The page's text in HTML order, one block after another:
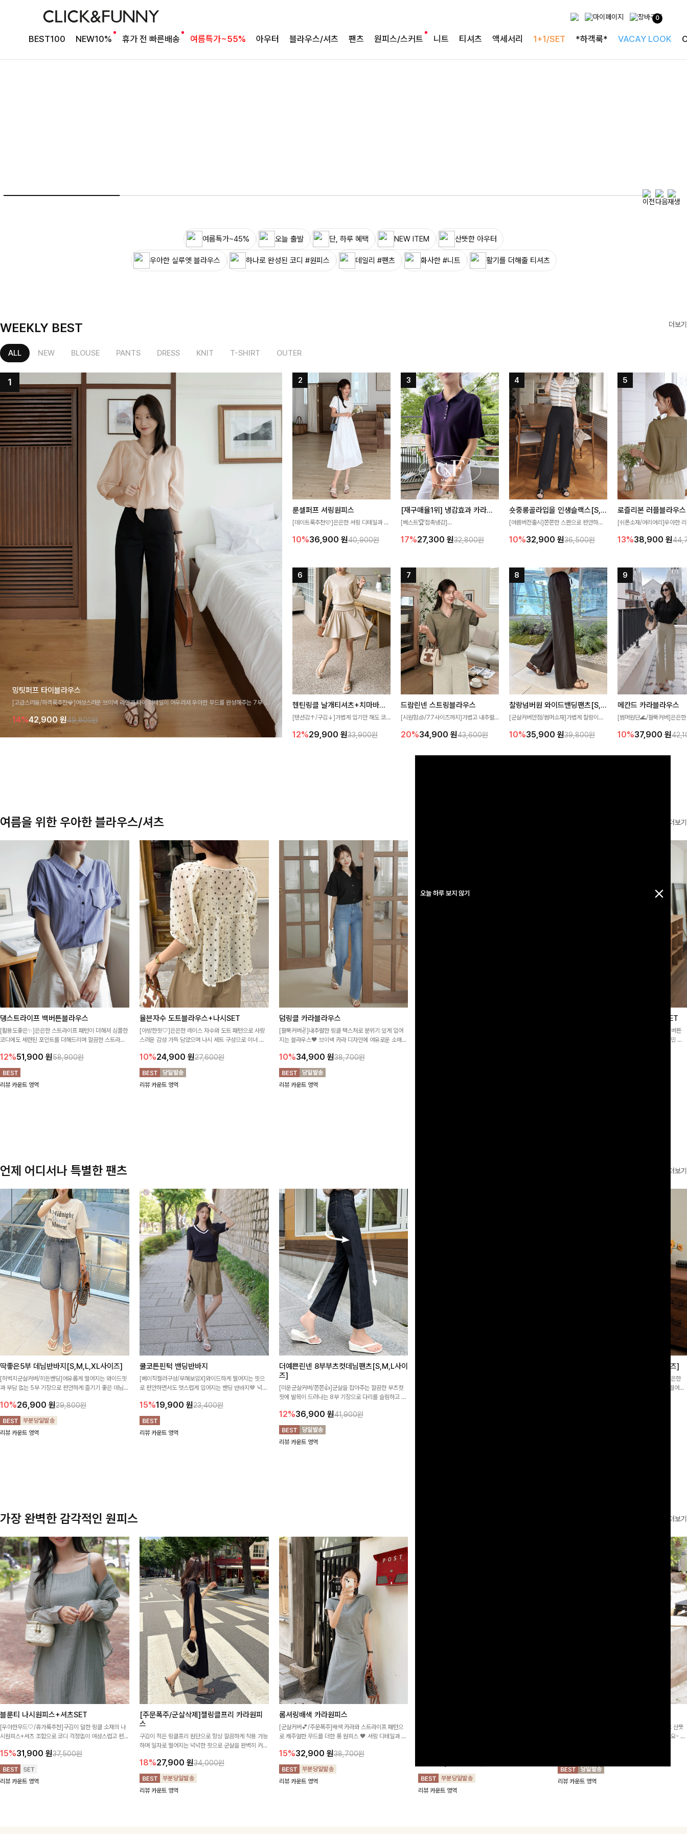
0
BEST100 NEW10% 휴가 전 빠른배송 여름특가~55% 아우터 블라우스/셔츠 팬츠 원피스/스커트 니트 티셔츠 액세서리 1+1/SET *하객룩* VACAY LOOK
오늘 하루 보지 않기
여름의 끝을 완성할
감각적인 원피스
특별한 날을 빛내는
하객룩의 정석
여름특가~45% 오늘 출발 단, 하루 혜택 NEW ITEM 산뜻한 아우터
우아한 실루엣 블라우스 하나로 완성된 코디 #원피스 데일리 #팬츠 화사한 #니트 활기를 더해줄 티셔츠
WEEKLY BEST 더보기
ALL NEW BLOUSE PANTS DRESS KNIT T-SHIRT OUTER
밍팃퍼프 타이블라우스
[고급스러움/하객룩추천💎]여성스러운 브이넥 라인과 타이 디테일이 어우러져 우아한 무드를 완성해주는 7부 블
라우스 🤍 여유로운 7부 소매로 편안하게 착용되며 데일리룩부터 출근룩, 하객룩까지 세련된 스타일링을 연출하
기 좋은 아이템이에요
14%42,900 원49,800원
룬셀퍼프 셔링원피스
[데이트룩추천🩷]은은한 셔링 디테일과 퍼
성해주는 원피스🤍 허리 스모크 밴딩이 슬
즐기기 좋아요
10%36,900 원40,900원
[재구매율1위] 냉감효과 카라니트
[베스트🏆접촉냉감]
고 가벼운 소재감으로 여름에도 시원하게
17%27,300 원32,800원
숏중롱골라입을 인생슬랙스[S,M,L,XL사이즈]
[여름버전출시]쫀쫀한 스판으로 편안하게
숏·기본·롱 기장과 와이드·부츠컷 핏까지 취
10%32,900 원36,500원
로즐리본 러플블라우스
[쉬폰소재/여리여리]우아한
분위기를 더해주는 블라우스
좋아요
13%38,900 원
헨틴링클 날개티셔츠+치마바지SET
[텐션감↑/구김↓]가볍게 입기만 해도 코
게 퍼지는 프릴 날개 소매가 우아한 포인트
12%29,900 원33,900원
드람린넨 스트링블라우스
[시원함🧊/77사이즈까지]가볍고 내추럴
없는 슬릿 카라 디자인이 얼굴선을 더욱 시
20%34,900 원43,600원
찰랑넘버원 와이드밴딩팬츠[S,M,L사이즈]
[군살커버만점/썸머소재]가볍게 찰랑이는
편안하게 착용하실 수 있는 팬츠입니다 🖤
감 있는 착용감을 더해드려요!
10%35,900 원39,800원
메칸드 카라블라우스
[썸머원단🌊/팔뚝커버]은은
세련된 무드를 연출해주는 블
은 베이직한 디자인!
10%37,900 원
여름을 위한 우아한 블라우스/셔츠 더보기
댕스트라이프 백버튼블라우스
[활용도좋은✨]은은한 스트라이프 패턴이 더해져 심플한
코디에도 세련된 포인트를 더해드리며 깔끔한 스트라이
12%51,900 원58,900원
리뷰 카운트 영역
율븐자수 도트블라우스+나시SET
[아방한핏🤍]은은한 레이스 자수와 도트 패턴으로 사랑
스러운 감성 가득 담았으며 나시 세트 구성으로 이너 걱
10%24,900 원27,600원
리뷰 카운트 영역
덤링클 카라블라우스
[팔뚝커버✌]내추럴한 링클 텍스처로 분위기 있게 입어
지는 블라우스🖤 브이넥 카라 디자인에 여유로운 소매핏
10%34,900 원38,700원
리뷰 카운트 영역
제딧레이어드 블라우스+플레어팬츠SET
[완성도높은💗]레이어드한 듯 자연스러운 나시와 버튼
원피스가 함께 구성된 세트 아이템입니다. 코디 고민 없
언제 어디서나 특별한 팬츠 더보기
딱좋은5부 데님반바지[S,M,L,XL사이즈]
[허벅지군살커버/히든밴딩]여유롭게 떨어지는 와이드핏
과 부담 없는 5부 기장으로 편안하게 즐기기 좋은 데님
디한 무드로 연출
10%26,900 원29,800원
리뷰 카운트 영역
쿨코튼핀턱 밴딩반바지
[베이직컬러구성/부해보임X]와이드하게 떨어지는 핏으
로 편안하면서도 멋스럽게 입어지는 밴딩 반바지🤎 넉넉
높게 즐겨지는 아이템!
15%19,900 원23,400원
리뷰 카운트 영역
더예쁜린넨 8부부츠컷데님팬츠[S,M,L사이
즈]
[미운군살커버/쫀쫀👍]군살을 잡아주는 깔끔한 부츠컷
핏에 발목이 드러나는 8부 기장으로 다리를 슬림하고 길
요~!
12%36,900 원41,900원
리뷰 카운트 영역
쿨링버튼 8부와이드팬츠[FREE,L사이즈]
[바스락소재💙/8부기장]사이드 버튼 디테일이 은은한
포인트가 되어주는 와이드 팬츠입니다. 여유롭게 떨어지
가장 완벽한 감각적인 원피스 더보기
블룬티 나시원피스+셔츠SET
[우아한무드🤍/휴가룩추천]구김이 덜한 링클 소재의 나
시원피스+셔츠 조합으로 코디 걱정없이 여성스럽고 편안
15%31,900 원37,500원
리뷰 카운트 영역
[주문폭주/군살삭제]젤링클프리 카라원피
스
구김이 적은 링클프리 원단으로 항상 깔끔하게 착용 가능
하며 일자로 떨어지는 넉넉한 핏으로 군살을 완벽히 커버
18%27,900 원34,000원
리뷰 카운트 영역
롬셔링배색 카라원피스
[군살커버💕/주문폭주]배색 카라와 스트라이프 패턴으
로 캐주얼한 무드를 더한 롱 원피스 🖤 셔링 디테일과 쫀
15%32,900 원38,700원
리뷰 카운트 영역
리뷰 카운트 영역
[청순무드/체형커버]꾸안꾸 무드의 정석🤍 가볍고 산뜻
한 착용감으로 여름 내내 손이 자주 가는 원피스예요- 은
리뷰 카운트 영역